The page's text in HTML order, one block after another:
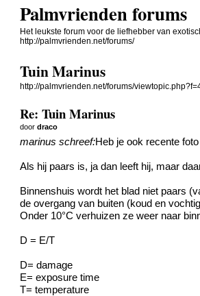
Palmvrienden forums
Het leukste forum voor de liefhebber van
http://palmvrienden.net/forums/
Tuin Marinus
http://palmvrienden.net/forums/
Re: Tuin Marinus
doordraco
marinus schreef:Heb je ook recente
Als hij paars is, ja dan leeft hij, maar
Binnenshuis wordt het blad niet paars
de overgang van buiten (koud en
Onder 10°C verhuizen ze weer naar
D = E/T
D= damage
E= exposure time
T= temperature